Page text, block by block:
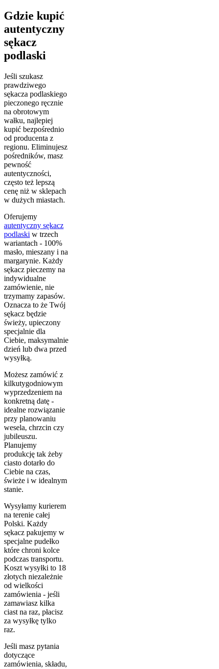
Gdzie kupić
autentyczny
sękacz
podlaski
Jeśli szukasz
prawdziwego
sękacza podlaskiego
pieczonego ręcznie
na obrotowym
wałku, najlepiej
kupić bezpośrednio
od producenta z
regionu. Eliminujesz
pośredników, masz
pewność
autentyczności,
często też lepszą
cenę niż w sklepach
w dużych miastach.
Oferujemy
autentyczny sękacz
podlaski w trzech
wariantach - 100%
masło, mieszany i na
margarynie. Każdy
sękacz pieczemy na
indywidualne
zamówienie, nie
trzymamy zapasów.
Oznacza to że Twój
sękacz będzie
świeży, upieczony
specjalnie dla
Ciebie, maksymalnie
dzień lub dwa przed
wysyłką.
Możesz zamówić z
kilkutygodniowym
wyprzedzeniem na
konkretną datę -
idealne rozwiązanie
przy planowaniu
wesela, chrzcin czy
jubileuszu.
Planujemy
produkcję tak żeby
ciasto dotarło do
Ciebie na czas,
świeże i w idealnym
stanie.
Wysyłamy kurierem
na terenie całej
Polski. Każdy
sękacz pakujemy w
specjalne pudełko
które chroni kolce
podczas transportu.
Koszt wysyłki to 18
złotych niezależnie
od wielkości
zamówienia - jeśli
zamawiasz kilka
ciast na raz, płacisz
za wysyłkę tylko
raz.
Jeśli masz pytania
dotyczące
zamówienia, składu,